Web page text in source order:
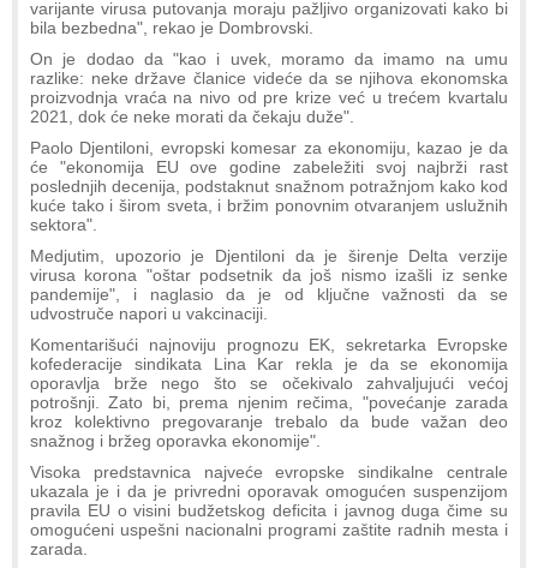
varijante virusa putovanja moraju pažljivo organizovati kako bi
bila bezbedna", rekao je Dombrovski.
On je dodao da "kao i uvek, moramo da imamo na umu
razlike: neke države članice videće da se njihova ekonomska
proizvodnja vraća na nivo od pre krize već u trećem kvartalu
2021, dok će neke morati da čekaju duže".
Paolo Djentiloni, evropski komesar za ekonomiju, kazao je da
će "ekonomija EU ove godine zabeležiti svoj najbrži rast
poslednjih decenija, podstaknut snažnom potražnjom kako kod
kuće tako i širom sveta, i bržim ponovnim otvaranjem uslužnih
sektora".
Medjutim, upozorio je Djentiloni da je širenje Delta verzije
virusa korona "oštar podsetnik da još nismo izašli iz senke
pandemije", i naglasio da je od ključne važnosti da se
udvostruče napori u vakcinaciji.
Komentarišući najnoviju prognozu EK, sekretarka Evropske
kofederacije sindikata Lina Kar rekla je da se ekonomija
oporavlja brže nego što se očekivalo zahvaljujući većoj
potrošnji. Zato bi, prema njenim rečima, "povećanje zarada
kroz kolektivno pregovaranje trebalo da bude važan deo
snažnog i bržeg oporavka ekonomije".
Visoka predstavnica najveće evropske sindikalne centrale
ukazala je i da je privredni oporavak omogućen suspenzijom
pravila EU o visini budžetskog deficita i javnog duga čime su
omogućeni uspešni nacionalni programi zaštite radnih mesta i
zarada.